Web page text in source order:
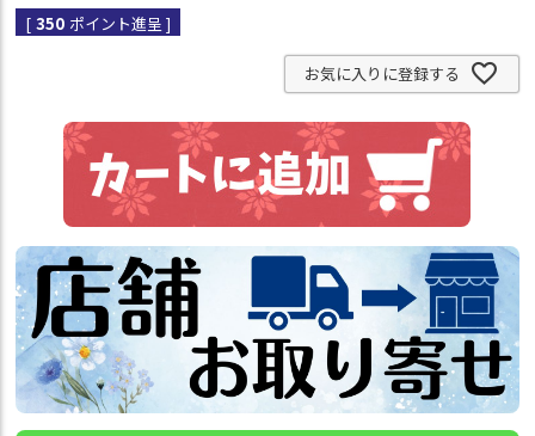
[ 350 ポイント進呈 ]
お気に入りに登録する